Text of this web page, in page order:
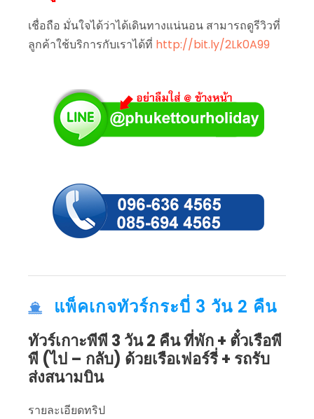
เชื่อถือ มั่นใจได้ว่าได้เดินทางแน่นอน สามารถดูรีวิวที่
ลูกค้าใช้บริการกับเราได้ที่ http://bit.ly/2Lk0A99
แพ็คเกจทัวร์กระบี่ 3 วัน 2 คืน
ทัวร์เกาะพีพี 3 วัน 2 คืน ที่พัก + ตั๋วเรือพี
พี (ไป – กลับ) ด้วยเรือเฟอร์รี่ + รถรับ
ส่งสนามบิน
รายละเอียดทริป